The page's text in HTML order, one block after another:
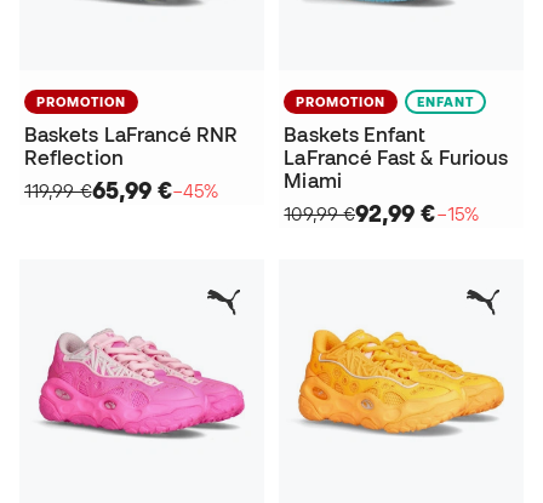
PROMOTION
Baskets LaFrancé RNR
Reflection
119,99 €65,99 €−45%
PROMOTION ENFANT
Baskets Enfant
LaFrancé Fast & Furious
Miami
109,99 €92,99 €−15%